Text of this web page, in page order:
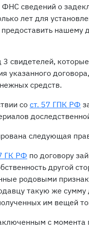
ФНС сведений о
лет для
нашему
3 свидетелей,
указанного
средств.
сост. 57 ГПК РФ
следующая
ГК РФ по договору
другой
родовыми
такую же
им вещей
с момента